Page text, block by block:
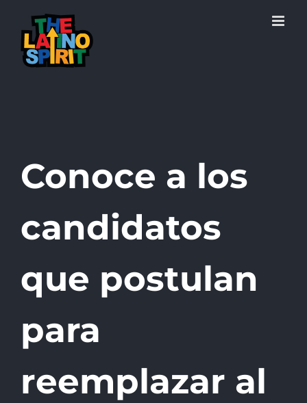
content
Conoce a los
candidatos
que postulan
para
reemplazar al